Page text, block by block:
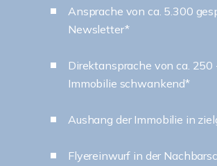
Ansprache von ca. 5.300
Newsletter*
Direktansprache von ca.
Immobilie schwankend*
Aushang der Immobilie in
Flyereinwurf in der